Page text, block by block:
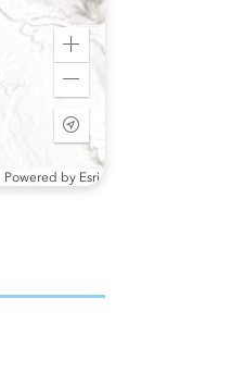
Zoom
out
Start
tracking
location
Powered by Esri